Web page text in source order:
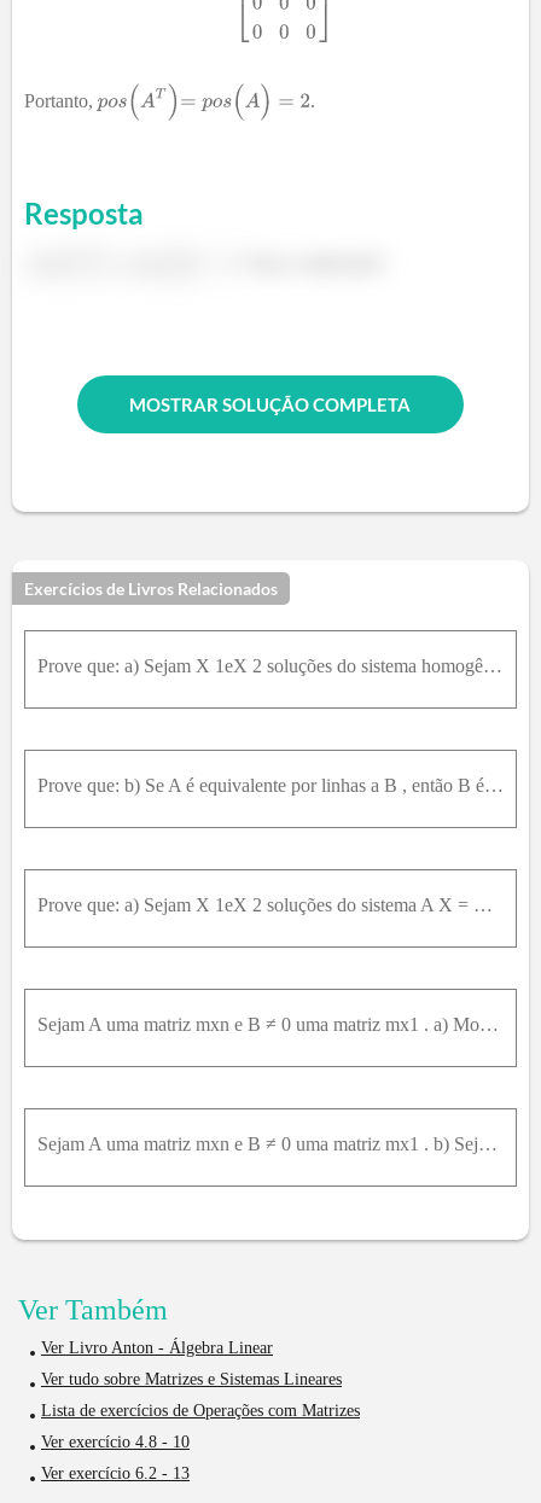
Portanto, .
Resposta
MOSTRAR SOLUÇÃO COMPLETA
Exercícios de Livros Relacionados
Prove que: a) Sejam X 1eX 2 soluções do sistema homogêneo A X = 0 . Mostre que α X 1 + β X 2 é solução, para quaisquer escalares αeβ .
Prove que: b) Se A é equivalente por linhas a B , então B é equivalente por linhas a A (simetria);
Prove que: a) Sejam X 1eX 2 soluções do sistema A X = B . Mostre que se α X 1 + β X 2 é solução, para quaisquer escalares αeβ , então B = 0 .(Sugestão: faça α = β = 0 . )
Sejam A uma matriz mxn e B ≠ 0 uma matriz mx1 . a) Mostre que se X 1 é uma solução do sistema A X = B e Y 1 é uma solução do sistema homogêneo associado A X = 0 , então X 1 + Y 1 é solução de A X = B
Sejam A uma matriz mxn e B ≠ 0 uma matriz mx1 . b) Seja X 0 solução particular do sistema A X = B . Mostre que toda solução X do sistema A X = B , pode ser escrita como X = X 0 + Y , em que Y é uma so
Ver Também
Ver Livro Anton - Álgebra Linear
Ver tudo sobre Matrizes e Sistemas Lineares
Lista de exercícios de Operações com Matrizes
Ver exercício 4.8 - 10
Ver exercício 6.2 - 13